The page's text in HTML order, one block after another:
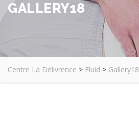
GALLERY18
Centre La Délivrence > Fluid > Gallery18